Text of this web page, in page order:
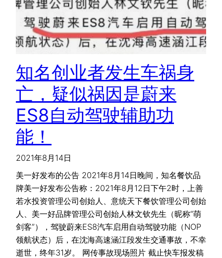
知名创业者发生车祸身
亡，疑似祸因是蔚来
ES8自动驾驶辅助功
能！
2021年8月14日
美一好发布的公告 2021年8月14日晚间，知名餐饮品
牌美一好发布公告称：2021年8月12日下午2时，上善
若水投资管理公司创始人、意统天下餐饮管理公司创始
人、美一好品牌管理公司创始人林文钦先生（昵称“萌
剑客”），驾驶蔚来ES8汽车启用自动驾驶功能（NOP
领航状态）后，在沈海高速涵江段发生交通事故，不幸
逝世，终年31岁。 网传事故现场照片 截止快车报发稿